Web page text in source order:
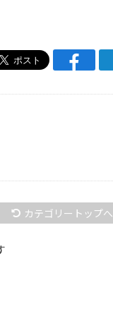
カテゴリートップへ